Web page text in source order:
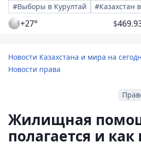
#Выборы в Курултай
#Казахстан
+27° $
Новости Казахстана и мира на
Новости права
Жилищная
полагается и